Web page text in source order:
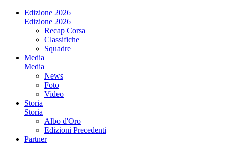
Edizione 2026
Edizione 2026
Recap Corsa
Classifiche
Squadre
Media
Media
News
Foto
Video
Storia
Storia
Albo d'Oro
Edizioni Precedenti
Partner